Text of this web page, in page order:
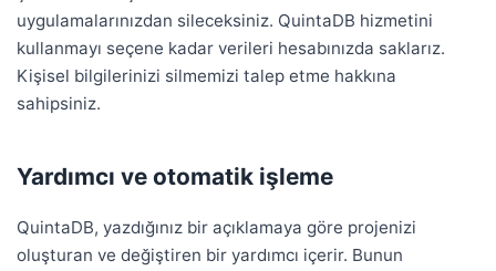
uygulamalarınızdan sileceksiniz. QuintaDB hizmetini
kullanmayı seçene kadar verileri hesabınızda saklarız.
Kişisel bilgilerinizi silmemizi talep etme hakkına
sahipsiniz.
Yardımcı ve otomatik işleme
QuintaDB, yazdığınız bir açıklamaya göre projenizi
oluşturan ve değiştiren bir yardımcı içerir. Bunun